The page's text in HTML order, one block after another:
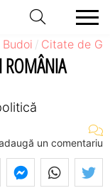
Citate de
un comentariu